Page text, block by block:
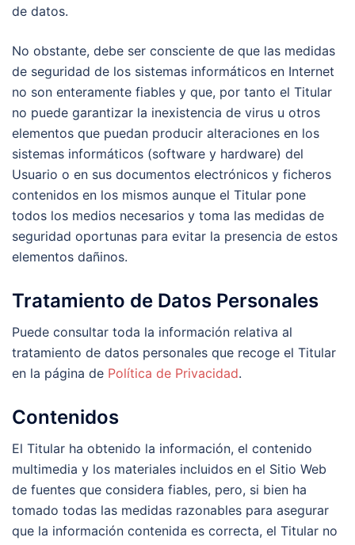
de datos.
No obstante, debe ser consciente de que las medidas
de seguridad de los sistemas informáticos en Internet
no son enteramente fiables y que, por tanto el Titular
no puede garantizar la inexistencia de virus u otros
elementos que puedan producir alteraciones en los
sistemas informáticos (software y hardware) del
Usuario o en sus documentos electrónicos y ficheros
contenidos en los mismos aunque el Titular pone
todos los medios necesarios y toma las medidas de
seguridad oportunas para evitar la presencia de estos
elementos dañinos.
Tratamiento de Datos Personales
Puede consultar toda la información relativa al
tratamiento de datos personales que recoge el Titular
en la página de Política de Privacidad.
Contenidos
El Titular ha obtenido la información, el contenido
multimedia y los materiales incluidos en el Sitio Web
de fuentes que considera fiables, pero, si bien ha
tomado todas las medidas razonables para asegurar
que la información contenida es correcta, el Titular no